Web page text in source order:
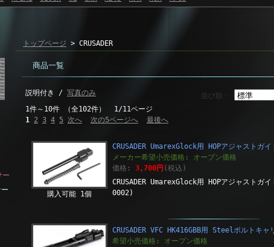
ー
トップページ > CRUSADER
商品一覧
並び順：
説明付き / 写真のみ
1件～10件 （全102件） 1/11ページ
1 2 3 4 5 次へ 次の5ページへ 最後へ
購入可能 1個
CRUSADER UmarexGlock用 HOPアジャスト
メーカー希望小売価格: オープン価格
価格: 3,700円 (税込)
CRUSADER UmarexGlock用 HOPアジャスト
0002)
CRUSADER VFC HK416GBB用 Steelボルトキャ
希望小売価格: オープン価格